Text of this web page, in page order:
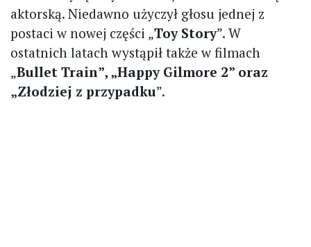
aktorską. Niedawno użyczył głosu jednej z
postaci w nowej części „Toy Story”. W
ostatnich latach wystąpił także w filmach
„Bullet Train”, „Happy Gilmore 2” oraz
„Złodziej z przypadku”.